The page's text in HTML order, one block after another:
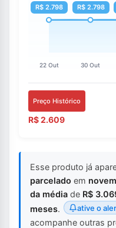
Preço Histórico
R$ 2.609
Esse produto já
parcelado em
da média de R$
meses. ative o
acompanhe outras